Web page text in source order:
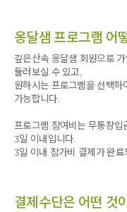
모두 함께 파자마 파티를
해야할 일도 미리 해놓고
싶다고 아빠랑 가는 것을
함께하는 파자마 파티는
가는 것은 이번이 아니면
한번 생각해봐 줄래?’라
안되고 대디 캠프를 가야
것이었다. 조금은 미안했
하다가 문득 아직까지 내
옹달샘 프로그램 어
깊은산속 옹달샘 회원으로
둘러보실 수 있고,
원하시는 프로그램을 선택하
가능합니다.
프로그램 참여비는 무통장
3일 이내입니다.
3일 이내 참가비 결제가 완료
결제수단은 어떤 것